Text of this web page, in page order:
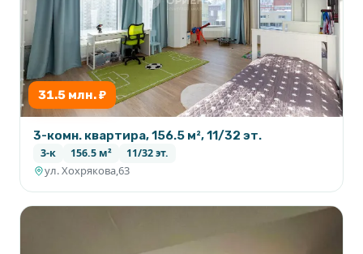
31.5 млн. ₽
3-комн. квартира, 156.5 м², 11/32 эт.
3-к 156.5 м² 11/32 эт.
ул. Хохрякова,63